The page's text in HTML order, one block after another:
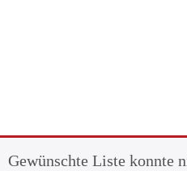
Gewünschte Liste konnte